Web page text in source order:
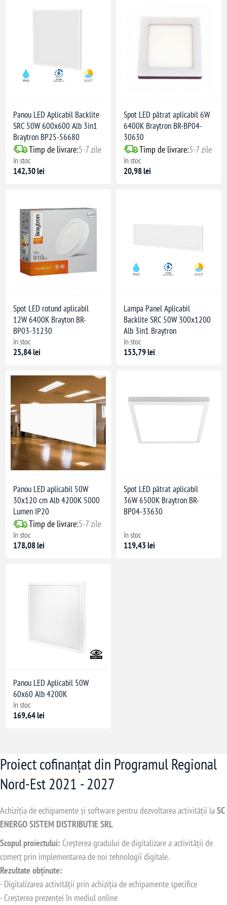
Panou LED Aplicabil Backlite
SRC 50W 600x600 Alb 3in1
Braytron BP25-56680
Timp de livrare:5-7 zile
în stoc
142,30 lei
Spot LED pătrat aplicabil 6W
6400K Braytron BR-BP04-
30630
Timp de livrare:5-7 zile
în stoc
20,98 lei
Spot LED rotund aplicabil
12W 6400K Brayton BR-
BP03-31230
în stoc
25,84 lei
Lampa Panel Aplicabil
Backlite SRC 50W 300x1200
Alb 3in1 Braytron
în stoc
153,79 lei
Panou LED aplicabil 50W
30x120 cm Alb 4200K 5000
Lumen IP20
Timp de livrare:5-7 zile
în stoc
178,08 lei
Spot LED pătrat aplicabil
36W 6500K Braytron BR-
BP04-33630
în stoc
119,43 lei
Panou LED Aplicabil 50W
60x60 Alb 4200K
în stoc
169,64 lei
Proiect cofinanțat din Programul Regional
Nord-Est 2021 - 2027
Achiziția de echipamente și software pentru dezvoltarea activității laSC
ENERGO SISTEM DISTRIBUTIE SRL
Scopul proiectului: Creșterea gradului de digitalizare a activității de
comerț prin implementarea de noi tehnologii digitale.
Rezultate obținute:
- Digitalizarea activității prin achiziția de echipamente specifice
- Creșterea prezenței în mediul online